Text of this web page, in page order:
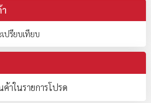
ปรียบเทียบ
าในรายการโปรด